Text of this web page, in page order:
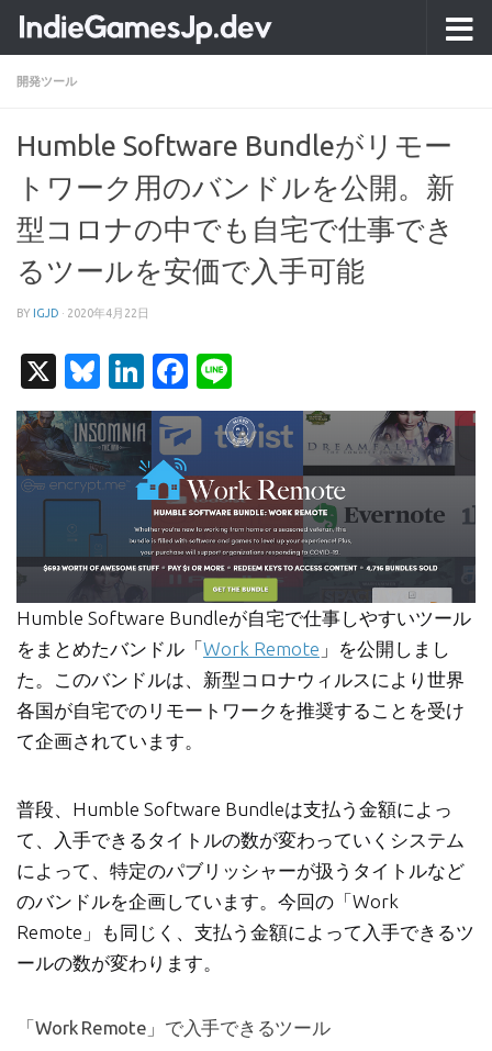
コンテンツへスキップ
開発ツール
Humble Software Bundleがリモー
トワーク用のバンドルを公開。新
型コロナの中でも自宅で仕事でき
るツールを安価で入手可能
BY IGJD · 2020年4月22日
X Bluesky
LinkedIn
Facebook
Humble Software Bundleが自宅で仕事しやすいツール
をまとめたバンドル「 Work Remote 」を公開しまし
た。このバンドルは、新型コロナウィルスにより世界
各国が自宅でのリモートワークを推奨することを受け
て企画されています。
普段、Humble Software Bundleは支払う金額によっ
て、入手できるタイトルの数が変わっていくシステム
によって、特定のパブリッシャーが扱うタイトルなど
のバンドルを企画しています。今回の「Work
Remote」も同じく、支払う金額によって入手できるツ
ールの数が変わります。
「Work Remote」で入手できるツール